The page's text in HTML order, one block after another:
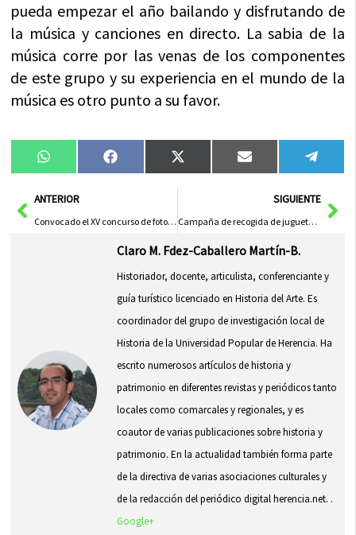
pueda empezar el año bailando y disfrutando de
la música y canciones en directo. La sabia de la
música corre por las venas de los componentes
de este grupo y su experiencia en el mundo de la
música es otro punto a su favor.
Compartir
en
WhatsAppCompartir
en
FacebookCompartir
en
X
(Twitter)
Compartir
en
Email
en
AntANTERIOR
Convocado el XV concurso de fotografía regional San Antón 2016
SIGUIENTE
Campaña de recogida de juguetes y visita de los Reyes Magos en la ermita de San Bartolomé
Claro M. Fdez-Caballero Martín-B.
Historiador, docente, articulista, conferenciante y
guía turístico licenciado en Historia del Arte. Es
coordinador del grupo de investigación local de
Historia de la Universidad Popular de Herencia. Ha
escrito numerosos artículos de historia y
patrimonio en diferentes revistas y periódicos tanto
locales como comarcales y regionales, y es
coautor de varias publicaciones sobre historia y
patrimonio. En la actualidad también forma parte
de la directiva de varias asociaciones culturales y
de la redacción del periódico digital herencia.net. .
Google+